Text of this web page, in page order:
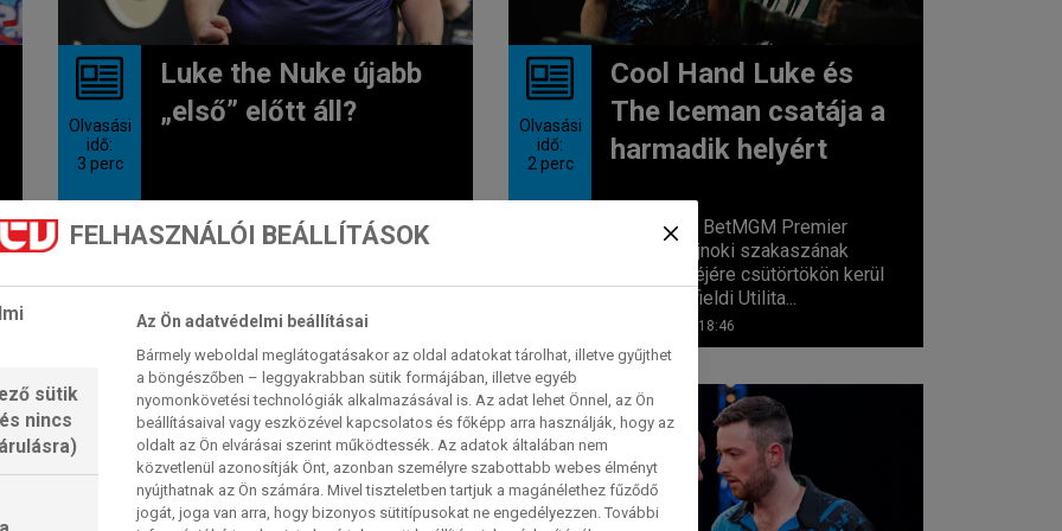
Olvasási
idő:
3 perc
Luke the Nuke újabb
„első” előtt áll?
A döntőn kívüli leggyakoribb
résztornával, a Nordic Mastersszel
2026. 06. 05. 09:45
Olvasási
idő:
2 perc
Cool Hand Luke és
The Iceman csatája a
harmadik helyért
A 2026-os BetMGM Premier
League bajnoki szakaszának
utolsó estéjére csütörtökön kerül
sor a sheffieldi Utilita...
2026. 05. 20. 18:46
GERWYN PRICE
FELHASZNÁLÓI BEÁLLÍTÁSOK
sütik
nincs
Az Ön adatvédelmi beállításai
Bármely weboldal meglátogatásakor az oldal adatokat tárolhat, illetve gyűjthet
a böngészőben – leggyakrabban sütik formájában, illetve egyéb
nyomonkövetési technológiák alkalmazásával is. Az adat lehet Önnel, az Ön
beállításaival vagy eszközével kapcsolatos és főképp arra használják, hogy az
oldalt az Ön elvárásai szerint működtessék. Az adatok általában nem
közvetlenül azonosítják Önt, azonban személyre szabottabb webes élményt
nyújthatnak az Ön számára. Mivel tiszteletben tartjuk a magánélethez fűződő
jogát, joga van arra, hogy bizonyos sütitípusokat ne engedélyezzen. További